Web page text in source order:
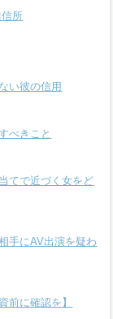
所
い彼の信用
べきこと
てで近づく女をど
手にAV出演を疑わ
前に確認を】